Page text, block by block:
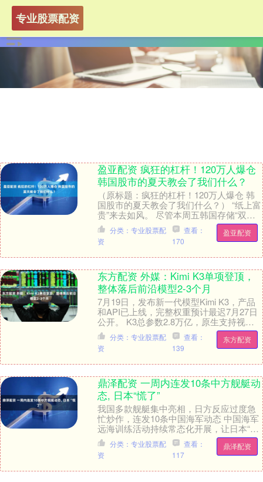
专业股票配资
盈亚配资 疯狂的杠杆！120万人爆仓
韩国股市的夏天教会了我们什么？
（原标题：疯狂的杠杆！120万人爆仓 韩
国股市的夏天教会了我们什么？） “纸上富
贵”来去如风。 尽管本周五韩国存储“双
雄”单日盘中上涨幅度一度超过30%。但对
于....
盈亚配资
分类：专业股票配
资
查看：
170
东方配资 外媒：Kimi K3单项登顶，
整体落后前沿模型2-3个月
7月19日，发布新一代模型Kimi K3，产品
和API已上线，完整权重预计最迟7月27日
公开。 K3总参数2.8万亿，原生支持视觉
输入，上下文窗口100万词元。....
东方配资
分类：专业股票配
资
查看：
139
鼎泽配资 一周内连发10条中方舰艇动
态, 日本“慌了”
我国多款舰艇集中亮相，日方反应过度急
忙炒作，连发10条中国海军动态 中国海军
远海训练活动持续常态化开展，让日本“慌
了”。6月25日至7月1日一周内，日本防卫
省统....
鼎泽配资
分类：专业股票配
资
查看：
117